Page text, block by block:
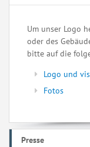
Um unser Logo
oder des
bitte auf die
Logo und
Fotos
Presse